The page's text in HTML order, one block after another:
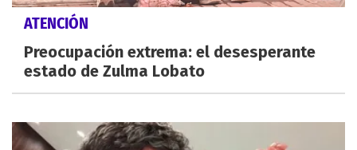
ATENCIÓN
Preocupación extrema: el desesperante
estado de Zulma Lobato